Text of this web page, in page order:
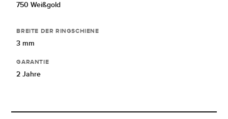
750 Weißgold
BREITE DER RINGSCHIENE
3 mm
GARANTIE
2 Jahre